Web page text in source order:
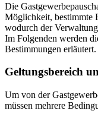
Die
Möglichkeit, bestimmte
wodurch der
Im Folgenden werden
Bestimmungen erläutert.
Geltungsbereich
Um von der
müssen mehrere